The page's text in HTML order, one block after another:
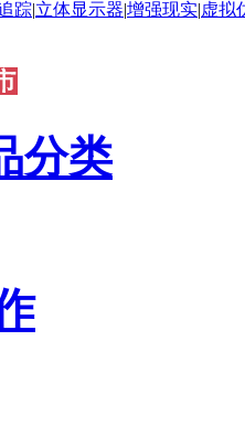
踪|立体显示器|增强现实|虚拟
分类